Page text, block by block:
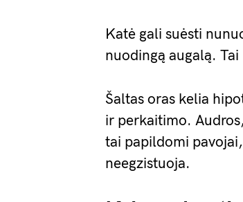
Katė gali suėsti
nuodingą augalą.
Šaltas oras kelia
ir perkaitimo.
tai papildomi
neegzistuoja.